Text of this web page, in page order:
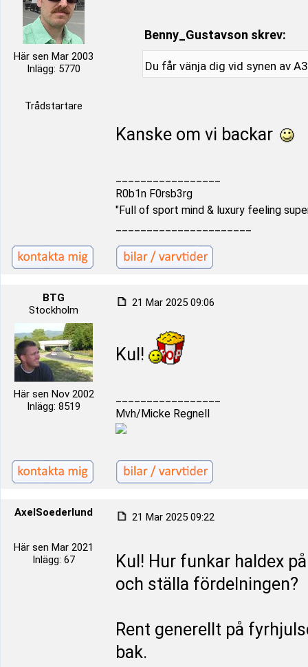
Här sen Mar 2003
Inlägg: 5770
Trådstartare
Benny_Gustavson skrev:
Du får vänja dig vid synen av
Kanske om vi backar
R0b1n F0rsb3rg
"Full of sport mind & luxury feeling
BTG
Stockholm
Här sen Nov 2002
Inlägg: 8519
21 Mar 2025 09:06
Kul!
Mvh/Micke Regnell
AxelSoederlund
Här sen Mar 2021
Inlägg: 67
21 Mar 2025 09:22
Kul! Hur funkar haldex
och ställa fördelningen?
Rent generellt på
bak.